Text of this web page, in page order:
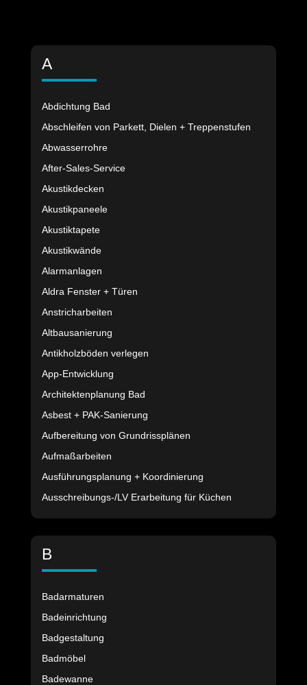
A
Abdichtung Bad
Abschleifen von Parkett, Dielen + Treppenstufen
Abwasserrohre
After-Sales-Service
Akustikdecken
Akustikpaneele
Akustiktapete
Akustikwände
Alarmanlagen
Aldra Fenster + Türen
Anstricharbeiten
Altbausanierung
Antikholzböden verlegen
App-Entwicklung
Architektenplanung Bad
Asbest + PAK-Sanierung
Aufbereitung von Grundrissplänen
Aufmaßarbeiten
Ausführungsplanung + Koordinierung
Ausschreibungs-/LV Erarbeitung für Küchen
B
Badarmaturen
Badeinrichtung
Badgestaltung
Badmöbel
Badewanne